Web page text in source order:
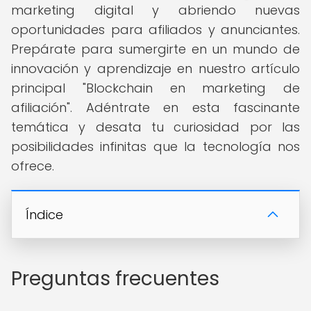
marketing digital y abriendo nuevas
oportunidades para afiliados y anunciantes.
Prepárate para sumergirte en un mundo de
innovación y aprendizaje en nuestro artículo
principal "Blockchain en marketing de
afiliación". Adéntrate en esta fascinante
temática y desata tu curiosidad por las
posibilidades infinitas que la tecnología nos
ofrece.
Índice
Preguntas frecuentes